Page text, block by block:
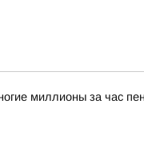
миллионы за час